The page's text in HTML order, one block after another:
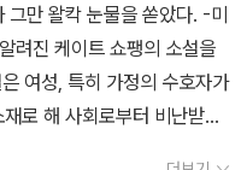
지닌다. 때문에 에드나에게
의미에서 이 작품의 결말, 에
비극이 아니라, 이미 자아를
깨닫고, 그 너머, 다른 세상을
고 한다. 두 아들, 로베르와
르는 뉴올리언스의 상점의
영어, 프랑스어, 스페인어를
받는다고 하며 지금은 여름
아직 접해보지 않은 분들이
자신에게 맞서지 마세요. 지
넘쳐요. 자신을 희생양으로
고요.˝‐-------‐------‐------
그 자체가 그녀의 영혼에서
드나는 전율했고, 숨도 쉴 수
과거는 에드나에게 아무런
주지도 못했다. 미래는 감히
이 중요했다. 자신이 매달리
만 왈칵 눈물을 쏟았다. -미
려진 케이트 쇼팽의 소설을
여성, 특히 가정의 수호자가
로 해 사회로부터 비난받았